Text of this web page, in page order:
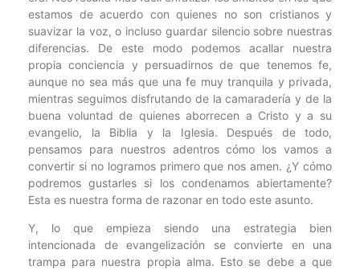
estamos de acuerdo con quienes no son cristianos y
suavizar la voz, o incluso guardar silencio sobre nuestras
diferencias. De este modo podemos acallar nuestra
propia conciencia y persuadirnos de que tenemos fe,
aunque no sea más que una fe muy tranquila y privada,
mientras seguimos disfrutando de la camaradería y de la
buena voluntad de quienes aborrecen a Cristo y a su
evangelio, la Biblia y la Iglesia. Después de todo,
pensamos para nuestros adentros cómo los vamos a
convertir si no logramos primero que nos amen. ¿Y cómo
podremos gustarles si los condenamos abiertamente?
Esta es nuestra forma de razonar en todo este asunto.
Y, lo que empieza siendo una estrategia bien
intencionada de evangelización se convierte en una
trampa para nuestra propia alma. Esto se debe a que